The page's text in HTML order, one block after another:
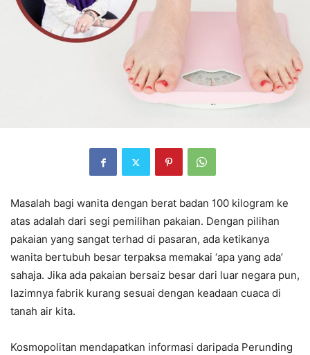
Masalah bagi wanita dengan berat badan 100 kilogram ke
atas adalah dari segi pemilihan pakaian. Dengan pilihan
pakaian yang sangat terhad di pasaran, ada ketikanya
wanita bertubuh besar terpaksa memakai ‘apa yang ada’
sahaja. Jika ada pakaian bersaiz besar dari luar negara pun,
lazimnya fabrik kurang sesuai dengan keadaan cuaca di
tanah air kita.
Kosmopolitan mendapatkan informasi daripada Perunding